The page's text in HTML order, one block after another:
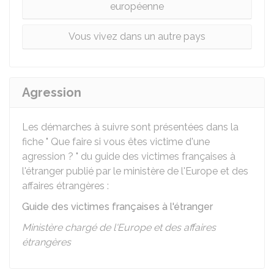
européenne
Vous vivez dans un autre pays
Agression
Les démarches à suivre sont présentées dans la
fiche " Que faire si vous êtes victime d'une
agression ? " du guide des victimes françaises à
l'étranger publié par le ministère de l'Europe et des
affaires étrangères :
Guide des victimes françaises à l'étranger
Ministère chargé de l'Europe et des affaires
étrangères